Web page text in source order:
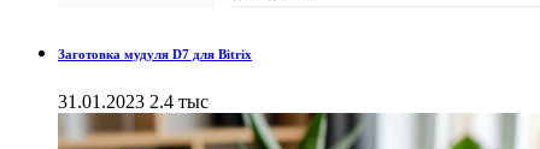
Заготовка мудуля D7 для Bitrix
31.01.2023 2.4 тыс